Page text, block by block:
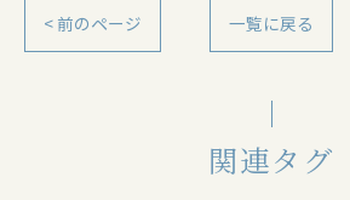
< 前のページ 一覧に戻る
関連タグ